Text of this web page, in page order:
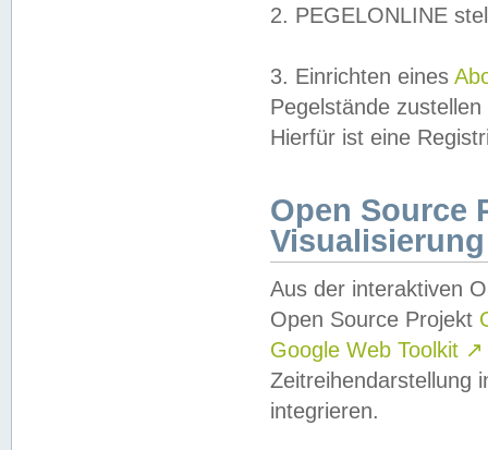
2. PEGELONLINE
3. Einrichten eines
Pegelstände
Hierfür ist eine
Open Source
Visualisierung
Aus der interaktiven
Open Source Projekt
Google Web Toolkit ↗
Zeitreihendarstellung
integrieren.